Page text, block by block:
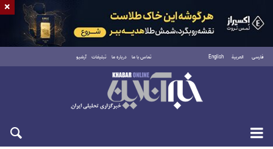
فارسی العربية English تماس با ما درباره ما تبلیغات آرشیو
جمعه ۱۶ مرداد ۱۴۰۵
×